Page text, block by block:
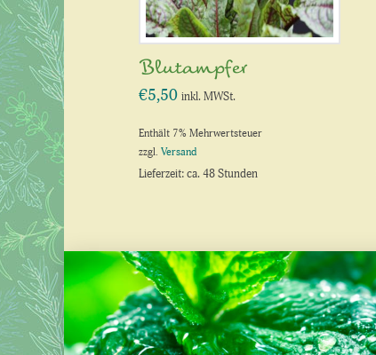
Blutampfer
€5,50 inkl. MWSt.
Enthält 7% Mehrwertsteuer
zzgl. Versand
Lieferzeit: ca. 48 Stunden